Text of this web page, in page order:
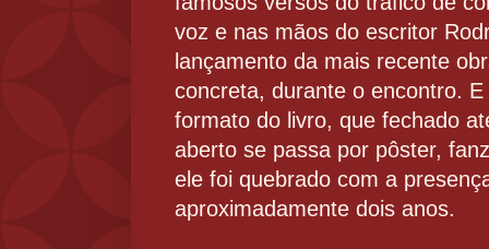
voz e nas mãos do escritor
lançamento da mais recente
concreta, durante o encontro.
formato do livro, que fechado
aberto se passa por pôster,
ele foi quebrado com a
aproximadamente dois anos.